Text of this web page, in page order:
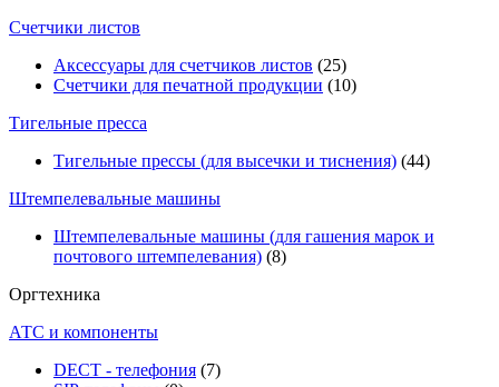
Счетчики листов
Аксессуары для счетчиков листов (25)
Счетчики для печатной продукции (10)
Тигельные пресса
Тигельные прессы (для высечки и тиснения) (44)
Штемпелевальные машины
Штемпелевальные машины (для гашения марок и
почтового штемпелевания) (8)
Оргтехника
АТС и компоненты
DECT - телефония (7)